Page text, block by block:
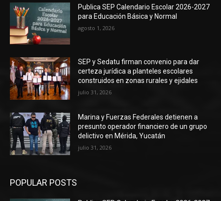
Publica SEP Calendario Escolar 2026-2027
para Educación Básica y Normal
agosto 1, 2026
SEP y Sedatu firman convenio para dar
certeza jurídica a planteles escolares
construidos en zonas rurales y ejidales
julio 31, 2026
Marina y Fuerzas Federales detienen a
presunto operador financiero de un grupo
delictivo en Mérida, Yucatán
julio 31, 2026
POPULAR POSTS